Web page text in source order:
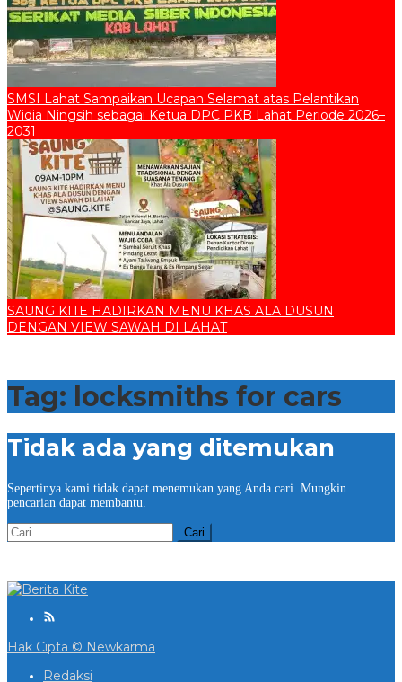
SMSI Lahat Sampaikan Ucapan Selamat atas Pelantikan
Widia Ningsih sebagai Ketua DPC PKB Lahat Periode 2026–
2031
SAUNG KITE HADIRKAN MENU KHAS ALA DUSUN
DENGAN VIEW SAWAH DI LAHAT
Tag: locksmiths for cars
Tidak ada yang ditemukan
Sepertinya kami tidak dapat menemukan yang Anda cari. Mungkin
pencarian dapat membantu.
Cari
untuk:
Hak Cipta © Newkarma
Redaksi